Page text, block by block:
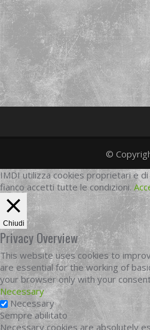
©
IMDI utilizza cookies proprietari e
fianco accetti tutte le condizioni.
Chiudi
Privacy Overview
This website uses cookies to
are essential for the working of
your browser only with your
Necessary
Necessary
Sempre abilitato
Necessary cookies are absolutely